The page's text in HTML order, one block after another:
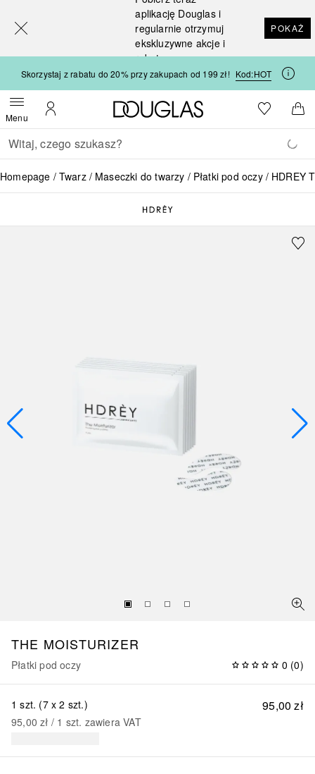
aplikację Douglas i
regularnie otrzymuj
ekskluzywne akcje i
rabaty
POKAŻ
Skorzystaj z rabatu do 20% przy zakupach od 199 zł! Kod:HOT
MenuOtwórz menuMoje konto
Strona główna Douglas
Do listyDo
Wracać
Wykonaj wyszukiwanie
Homepage Twarz Maseczki do twarzy Płatki pod oczy HDREY
THE MOISTURIZER
Płatki pod oczy 0 (0)
95,00 zł
1 szt. (7 x 2 szt.)
95,00 zł / 1 szt. zawiera VAT
[navigation.slideout.screenreader]